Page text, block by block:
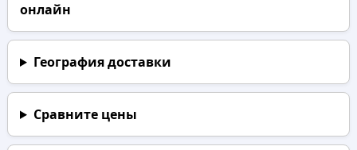
онлайн
География доставки
Сравните цены